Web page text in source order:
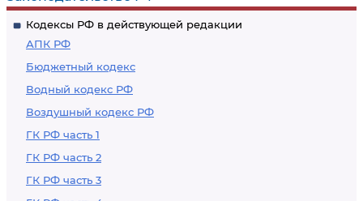
Кодексы РФ в действующей редакции
АПК РФ
Бюджетный кодекс
Водный кодекс РФ
Воздушный кодекс РФ
ГК РФ часть 1
ГК РФ часть 2
ГК РФ часть 3